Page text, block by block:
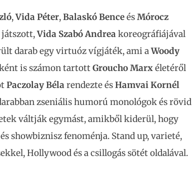
,Vida Péter,Balaskó BenceésMórocz
játszott,Vida Szabó Andreakoreográfiájával
darab egy virtuóz vígjáték, ami aWoody
is számon tartottGroucho Marxéletéről
Paczolay Bélarendezte ésHamvai Kornél
zseniális humorú monológok és rövid
váltják egymást, amikből kiderül, hogy
showbiznisz fenoménja. Stand up, varieté,
Hollywood és a csillogás sötét oldalával.